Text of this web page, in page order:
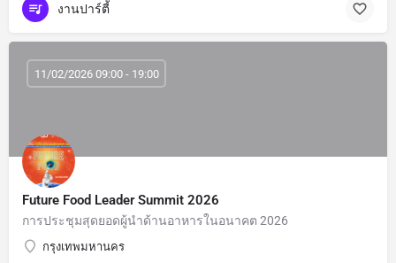
งานปาร์ตี้
Future Food Leader Summit 2026
การประชุมสุดยอดผู้นําด้านอาหารในอนาคต 2026
กรุงเทพมหานคร
11/02/2026 09:00 - 19:00